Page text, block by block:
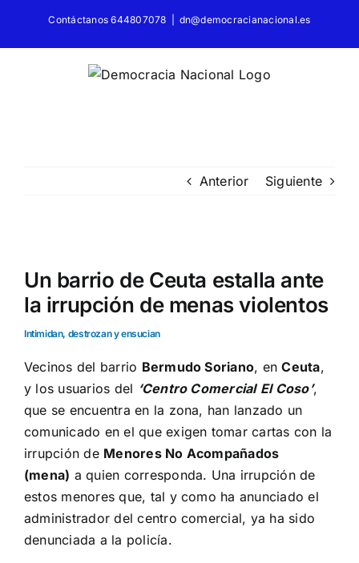
contenido
Contáctanos 644807078 dn@democracianacional.es
Anterior Siguiente
imagen
más
grande
Un barrio de Ceuta estalla ante
la irrupción de menas violentos
Intimidan, destrozan y ensucian
Vecinos del barrio Bermudo Soriano, enCeuta,
y los usuarios del ‘Centro Comercial El Coso’,
que se encuentra en la zona, han lanzado un
comunicado en el que exigen tomar cartas con la
irrupción de Menores No Acompañados
(mena) a quien corresponda. Una irrupción de
estos menores que, tal y como ha anunciado el
administrador del centro comercial, ya ha sido
denunciada a la policía.